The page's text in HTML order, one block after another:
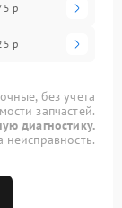
р
р
без учета
запчастей.
диагностику.